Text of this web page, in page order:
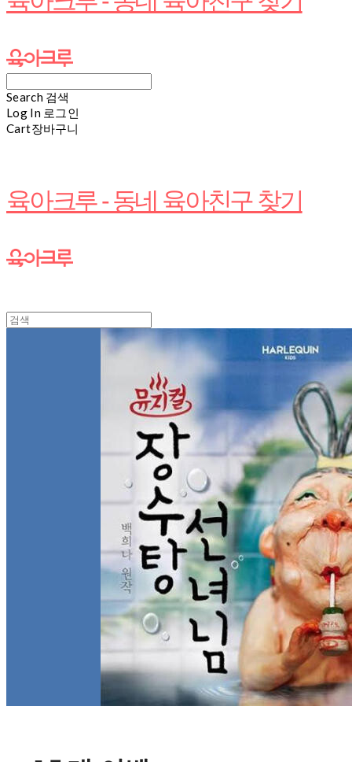
Search 검색
Log In 로그인
Cart장바구니
육아크루 - 동네 육아친구 찾기